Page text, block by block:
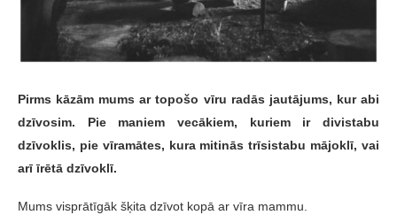
Pirms kāzām mums ar topošo vīru radās jautājums, kur abi
dzīvosim. Pie maniem vecākiem, kuriem ir divistabu
dzīvoklis, pie vīramātes, kura mitinās trīsistabu mājoklī, vai
arī īrētā dzīvoklī.
Mums visprātīgāk šķita dzīvot kopā ar vīra mammu.